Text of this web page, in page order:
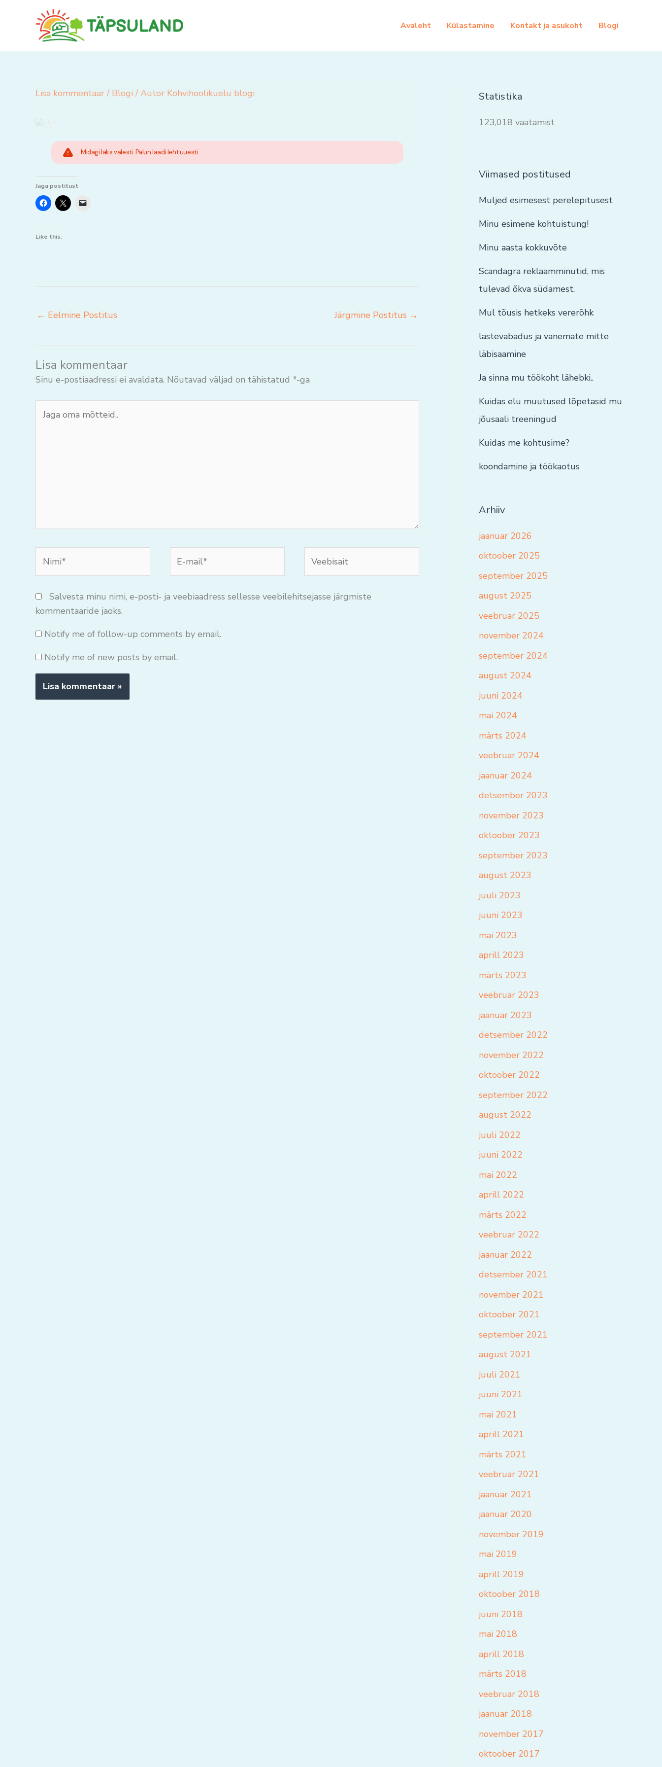
Avaleht Külastamine Kontakt ja asukoht Blogi
Lisa kommentaar / Blogi / Autor Kohvihoolikuelu blogi
Midagi läks valesti. Palun laadi leht uuesti.
Jaga postitust
Like this:
← Eelmine Postitus Järgmine Postitus →
Lisa kommentaar
Sinu e-postiaadressi ei avaldata. Nõutavad väljad on tähistatud *-ga
oma
mail*
Salvesta minu nimi, e-posti- ja veebiaadress sellesse veebilehitsejasse järgmiste
kommentaaride jaoks.
Notify me of follow-up comments by email.
Notify me of new posts by email.
Statistika
123,018 vaatamist
Viimased postitused
Muljed esimesest perelepitusest
Minu esimene kohtuistung!
Minu aasta kokkuvõte
Scandagra reklaamminutid, mis
tulevad õkva südamest.
Mul tõusis hetkeks vererõhk
lastevabadus ja vanemate mitte
läbisaamine
Ja sinna mu töökoht lähebki..
Kuidas elu muutused lõpetasid mu
jõusaali treeningud
Kuidas me kohtusime?
koondamine ja töökaotus
Arhiiv
jaanuar 2026
oktoober 2025
september 2025
august 2025
veebruar 2025
november 2024
september 2024
august 2024
juuni 2024
mai 2024
märts 2024
veebruar 2024
jaanuar 2024
detsember 2023
november 2023
oktoober 2023
september 2023
august 2023
juuli 2023
juuni 2023
mai 2023
aprill 2023
märts 2023
veebruar 2023
jaanuar 2023
detsember 2022
november 2022
oktoober 2022
september 2022
august 2022
juuli 2022
juuni 2022
mai 2022
aprill 2022
märts 2022
veebruar 2022
jaanuar 2022
detsember 2021
november 2021
oktoober 2021
september 2021
august 2021
juuli 2021
juuni 2021
mai 2021
aprill 2021
märts 2021
veebruar 2021
jaanuar 2021
jaanuar 2020
november 2019
mai 2019
aprill 2019
oktoober 2018
juuni 2018
mai 2018
aprill 2018
märts 2018
veebruar 2018
jaanuar 2018
november 2017
oktoober 2017